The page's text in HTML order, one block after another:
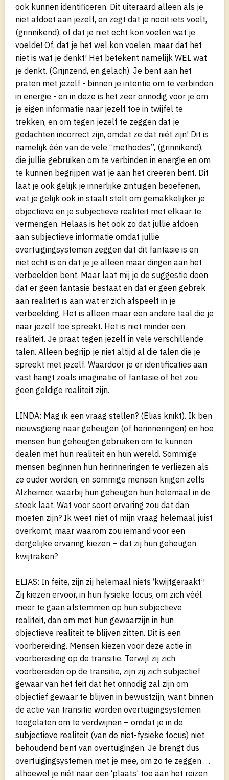
ook kunnen identificeren. Dit uiteraard alleen als je
niet afdoet aan jezelf, en zegt dat je nooit iets voelt,
(grinnikend), of dat je niet echt kon voelen wat je
voelde! Of, dat je het wel kon voelen, maar dat het
niet is wat je denkt! Het betekent namelijk WEL wat
je denkt. (Grijnzend, en gelach). Je bent aan het
praten met jezelf - binnen je intentie om te verbinden
in energie - en in deze is het zeer onnodig voor je om
je eigen informatie naar jezelf toe in twijfel te
trekken, en om tegen jezelf te zeggen dat je
gedachten incorrect zijn, omdat ze dat niét zijn! Dit is
namelijk één van de vele “methodes”, (grinnikend),
die jullie gebruiken om te verbinden in energie en om
te kunnen begrijpen wat je aan het creëren bent. Dit
laat je ook gelijk je innerlijke zintuigen beoefenen,
wat je gelijk ook in staalt stelt om gemakkelijker je
objectieve en je subjectieve realiteit met elkaar te
vermengen. Helaas is het ook zo dat jullie afdoen
aan subjectieve informatie omdat jullie
overtuigingsystemen zeggen dat dit fantasie is en
niet echt is en dat je je alleen maar dingen aan het
verbeelden bent. Maar laat mij je de suggestie doen
dat er geen fantasie bestaat en dat er geen gebrek
aan realiteit is aan wat er zich afspeelt in je
verbeelding. Het is alleen maar een andere taal die je
naar jezelf toe spreekt. Het is niet minder een
realiteit. Je praat tegen jezelf in vele verschillende
talen. Alleen begrijp je niet altijd al die talen die je
spreekt met jezelf. Waardoor je er identificaties aan
vast hangt zoals imaginatie of fantasie of het zou
geen geldige realiteit zijn.
LINDA: Mag ik een vraag stellen? (Elias knikt). Ik ben
nieuwsgierig naar geheugen (of herinneringen) en hoe
mensen hun geheugen gebruiken om te kunnen
dealen met hun realiteit en hun wereld. Sommige
mensen beginnen hun herinneringen te verliezen als
ze ouder worden, en sommige mensen krijgen zelfs
Alzheimer, waarbij hun geheugen hun helemaal in de
steek laat. Wat voor soort ervaring zou dat dan
moeten zijn? Ik weet niet of mijn vraag helemaal juist
overkomt, maar waarom zou iemand voor een
dergelijke ervaring kiezen – dat zij hun geheugen
kwijtraken?
ELIAS: In feite, zijn zij helemaal niets ‘kwijtgeraakt’!
Zij kiezen ervoor, in hun fysieke focus, om zich véél
meer te gaan afstemmen op hun subjectieve
realiteit, dan om met hun gewaarzijn in hun
objectieve realiteit te blijven zitten. Dit is een
voorbereiding. Mensen kiezen voor deze actie in
voorbereiding op de transitie. Terwijl zij zich
voorbereiden op de transitie, zijn zij zich subjectief
gewaar van het feit dat het onnodig zal zijn om
objectief gewaar te blijven in bewustzijn, want binnen
de actie van transitie worden overtuigingsystemen
toegelaten om te verdwijnen – omdat je in de
subjectieve realiteit (van de niet-fysieke focus) niet
behoudend bent van overtuigingen. Je brengt dus
overtuigingsystemen met je mee, om zo te zeggen …
alhoewel je niét naar een ‘plaats’ toe aan het reizen